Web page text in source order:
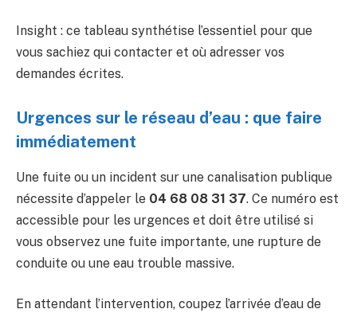
Insight : ce tableau synthétise l’essentiel pour que
vous sachiez qui contacter et où adresser vos
demandes écrites.
Urgences sur le réseau d’eau : que faire
immédiatement
Une fuite ou un incident sur une canalisation publique
nécessite d’appeler le 04 68 08 31 37. Ce numéro est
accessible pour les urgences et doit être utilisé si
vous observez une fuite importante, une rupture de
conduite ou une eau trouble massive.
En attendant l’intervention, coupez l’arrivée d’eau de